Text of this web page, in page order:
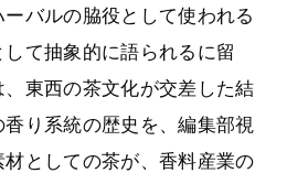
バルの脇役として使われる
て抽象的に語られるに留
東西の茶文化が交差した結
り系統の歴史を、編集部視
としての茶が、香料産業の